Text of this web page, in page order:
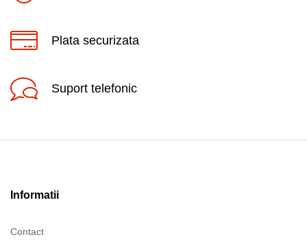
Plata securizata
Suport telefonic
Informatii
Contact